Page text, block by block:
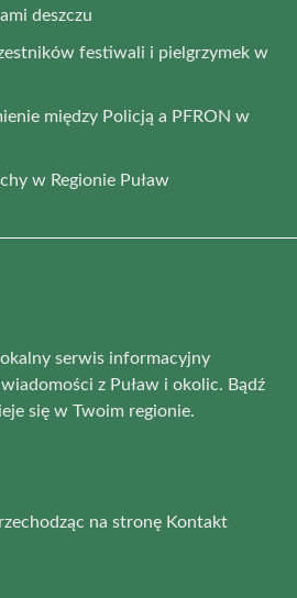
deszczu
festiwali i pielgrzymek w
między Policją a PFRON w
w Regionie Puław
serwis informacyjny
z Puław i okolic. Bądź
się w Twoim regionie.
na stronę Kontakt